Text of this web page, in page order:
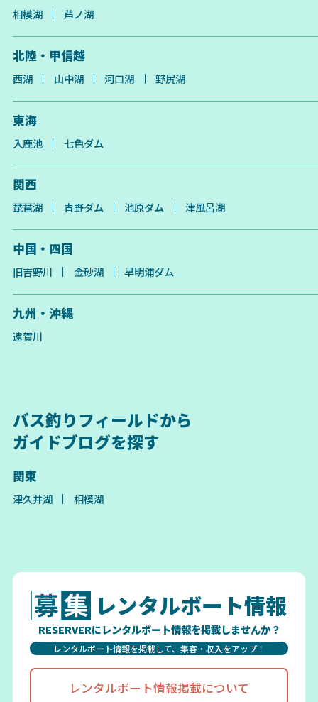
相模湖
芦ノ湖
北陸・甲信越
西湖 山中湖 河口湖 野尻湖
東海
入鹿池 七色ダム
関西
琵琶湖 青野ダム 池原ダム 津風呂湖
中国・四国
旧吉野川 金砂湖 早明浦ダム
九州・沖縄
遠賀川
バス釣りフィールドから
ガイドブログを探す
関東
津久井湖 相模湖
レンタルボート情報
RESERVERにレンタルボート情報を掲載しませんか？
レンタルボート情報を掲載して、集客・収入をアップ！
レンタルボート情報掲載について